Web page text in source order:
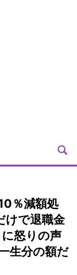
％減額処
けで退職金
怒りの声
生分の額だ